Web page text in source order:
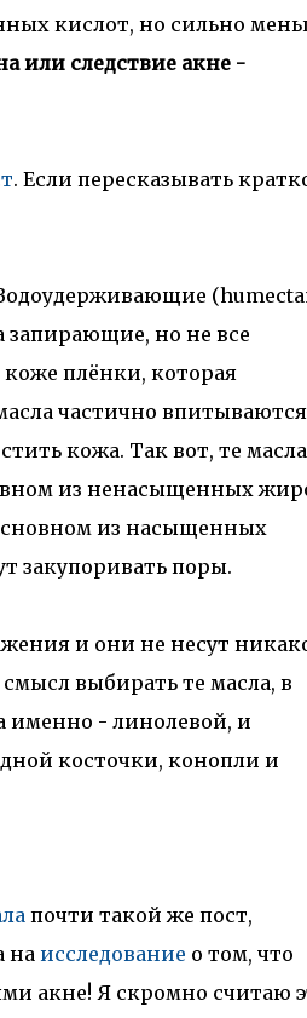
кислот, но сильно
или следствие акне -
. Если пересказывать
но не все
плёнки, которая
частично впитываются
кожа. Так вот, те
из ненасыщенных
из насыщенных
закупоривать поры.
и они не несут
выбирать те масла, в
- линолевой, и
косточки, конопли и
почти такой же пост,
на исследование о том, что
акне! Я скромно считаю